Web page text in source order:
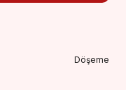
Döşeme